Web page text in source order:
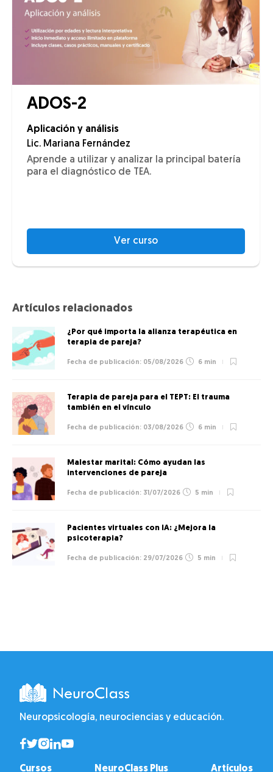
ADOS-2
Aplicación y análisis
Lic. Mariana Fernández
Aprende a utilizar y analizar la principal batería
para el diagnóstico de TEA.
Ver curso
Artículos relacionados
¿Por qué importa la alianza terapéutica en
terapia de pareja?
05/08/2026 6 min
Terapia de pareja para el TEPT: El trauma
también en el vínculo
03/08/2026 6 min
Malestar marital: Cómo ayudan las
intervenciones de pareja
31/07/2026 5 min
Pacientes virtuales con IA: ¿Mejora la
psicoterapia?
29/07/2026 5 min
Neuropsicología, neurociencias y educación.
Cursos NeuroClass Plus Artículos